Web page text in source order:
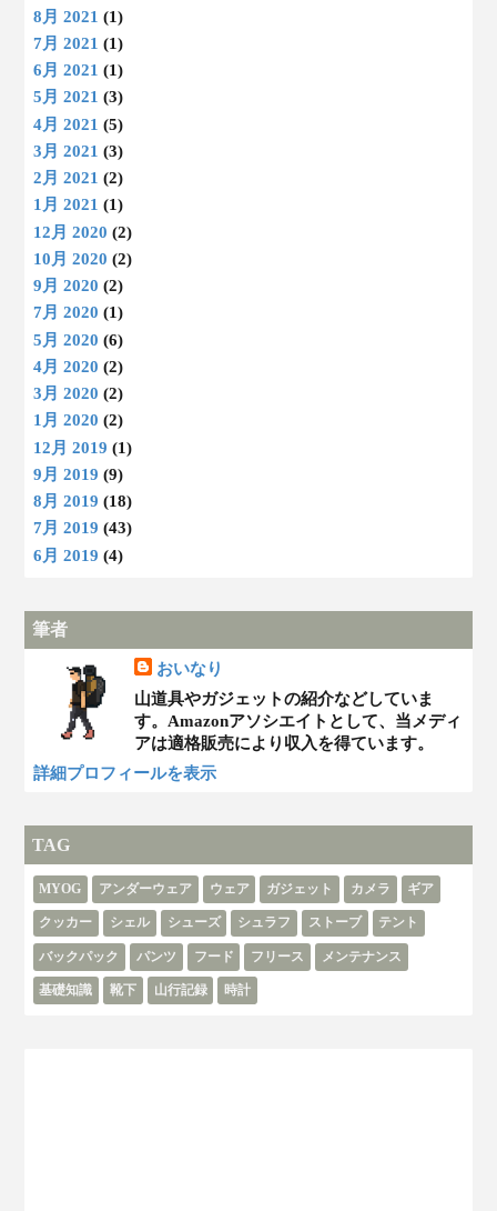
8月 2021 (1)
7月 2021 (1)
6月 2021 (1)
5月 2021 (3)
4月 2021 (5)
3月 2021 (3)
2月 2021 (2)
1月 2021 (1)
12月 2020 (2)
10月 2020 (2)
9月 2020 (2)
7月 2020 (1)
5月 2020 (6)
4月 2020 (2)
3月 2020 (2)
1月 2020 (2)
12月 2019 (1)
9月 2019 (9)
8月 2019 (18)
7月 2019 (43)
6月 2019 (4)
筆者
おいなり
山道具やガジェットの紹介などしていま
す。Amazonアソシエイトとして、当メディ
アは適格販売により収入を得ています。
詳細プロフィールを表示
TAG
MYOG アンダーウェア ウェア ガジェット カメラ ギア
クッカー シェル シューズ シュラフ ストーブ テント
バックパック パンツ フード フリース メンテナンス
基礎知識 靴下 山行記録 時計